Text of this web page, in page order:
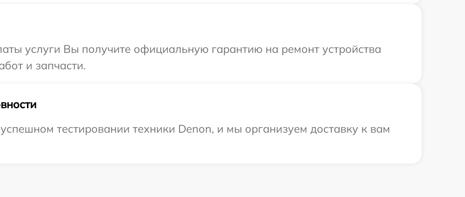
услуги Вы получите официальную гарантию на ремонт устройства
и запчасти.
тестировании техники Denon, и мы организуем доставку к вам